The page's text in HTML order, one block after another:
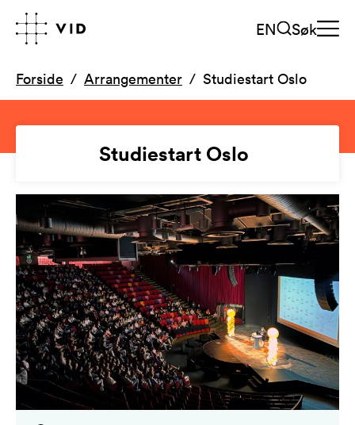
EN Søk
Forside Arrangementer Studiestart Oslo
Studiestart Oslo